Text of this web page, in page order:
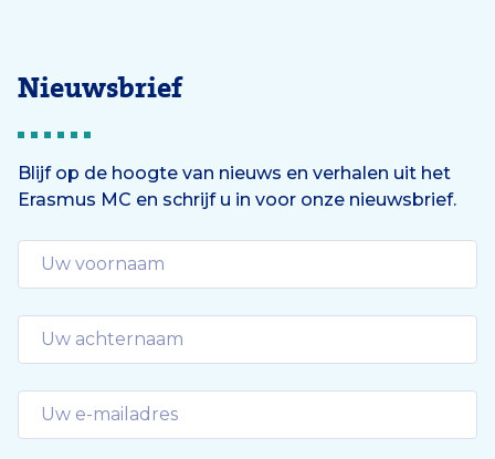
Nieuwsbrief
Blijf op de hoogte van nieuws en verhalen uit het
Erasmus MC en schrijf u in voor onze nieuwsbrief.